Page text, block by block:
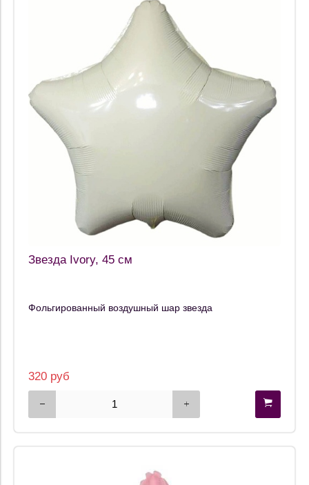
Звезда Ivory, 45 см
Фольгированный воздушный шар звезда
320 руб